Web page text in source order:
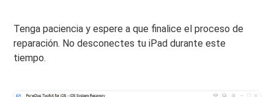
Tenga paciencia y espere a que finalice el proceso de
reparación. No desconectes tu iPad durante este
tiempo.